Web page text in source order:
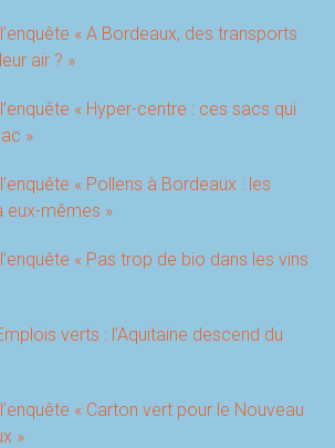
« A Bordeaux, des transports
air ? »
« Hyper-centre : ces sacs qui
»
« Pollens à Bordeaux : les
eux-mêmes »
« Pas trop de bio dans les vins
verts : l’Aquitaine descend du
« Carton vert pour le Nouveau
»